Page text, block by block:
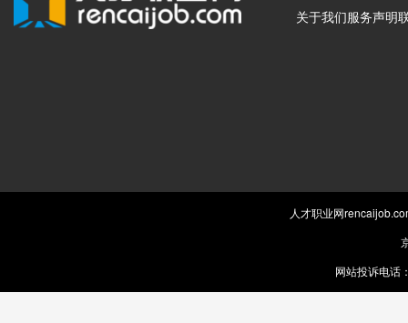
关于我们服务声明
人才职业网
网站投诉电话